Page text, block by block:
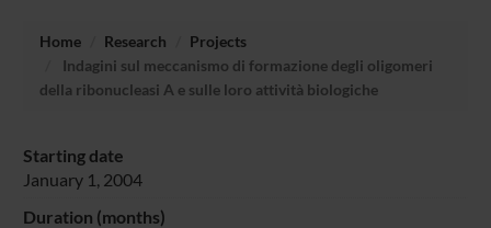
Home Research
Projects
Indagini sul meccanismo di formazione degli oligomeri
della ribonucleasi A e sulle loro attività biologiche
Starting date
January 1, 2004
Duration (months)